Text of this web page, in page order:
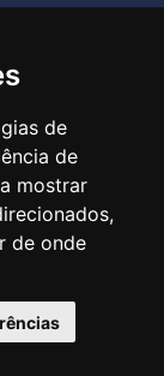
de
de
mostrar
de onde
CEP 07113-040
7300